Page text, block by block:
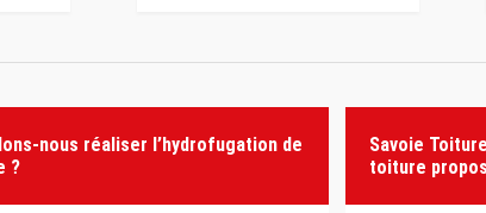
nous réaliser l’hydrofugation de
?
Savoie
toiture